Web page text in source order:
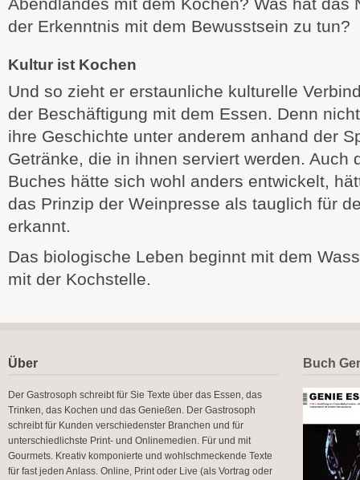
der Erkenntnis mit dem Bewusstsein zu tun?
Kultur ist Kochen
Und so zieht er erstaunliche kulturelle
der Beschäftigung mit dem Essen. Denn
ihre Geschichte unter anderem anhand der
Getränke, die in ihnen serviert werden. Auch
Buches hätte sich wohl anders entwickelt,
das Prinzip der Weinpresse als tauglich für
erkannt.
Das biologische Leben beginnt mit dem
mit der Kochstelle.
Über
Der Gastrosoph schreibt für Sie Texte über das Essen, das
Trinken, das Kochen und das Genießen. Der Gastrosoph
schreibt für Kunden verschiedenster Branchen und für
unterschiedlichste Print- und Onlinemedien. Für und mit
Gourmets. Kreativ komponierte und wohlschmeckende Texte
für fast jeden Anlass. Online, Print oder Live (als Vortrag oder
Buch